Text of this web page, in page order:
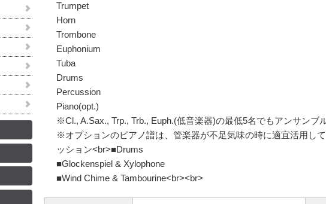
Trumpet
Horn
Trombone
Euphonium
Tuba
Drums
Percussion
Piano(opt.)
※Cl., A.Sax., Trp., Trb., Euph.(低音楽器)の最低5名でもアンサンブ
※オプションのピアノ譜は、管楽器が不足気味の時に適宜活用し
ッション<br>■Drums
■Glockenspiel & Xylophone
■Wind Chime & Tambourine<br><br>